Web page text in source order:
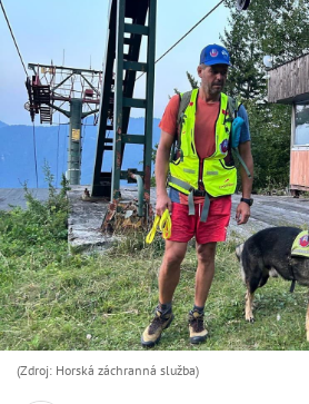
(Zdroj: Horská záchranná služba)